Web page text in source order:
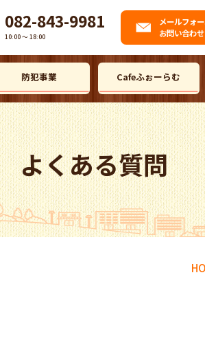
082-843-9981
10:00 〜 18:00
メールフォ
お問い合わせ
防犯事業 Cafeふぉーらむ
よくある質問